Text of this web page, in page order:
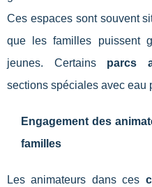
Ces espaces sont souvent
que les familles puissent
jeunes. Certains parcs
sections spéciales avec eau
Engagement des
familles
Les animateurs dans ces